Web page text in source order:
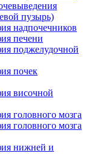
пузырь)
надпочечников
печени
поджелудочной
почек
височной
головного мозга
головного мозга
нижней и